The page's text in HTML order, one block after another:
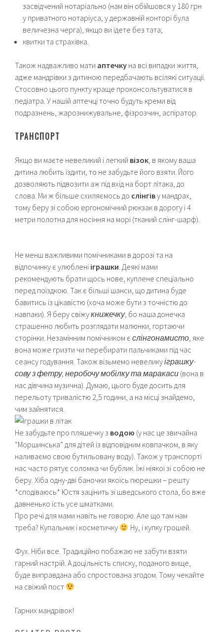
засвідчений нотаріально (нам він обійшовся у 180 грн
у приватного нотаріуса, у державній конторі була
величезна черга), якщо ви їдете без тата;
квитки та страхівка.
Також надважливо мати аптечку на всі випадки життя,
адже мандрівки з дитиною передбачають всілякі ситуації.
Стосовно цього пункту краще проконсольтуватися в
педіатра. У нашій аптечці точно будуть креми від
подразнень, жарознижувальне, фізрозчин, аспіратор.
ТРАНСПОРТ
Якщо ви маєте невеликий і легкий візок, в якому ваша
дитина любить їздити, то не забудьте його взяти. Його
дозволяють підвозити аж під вхід на борт літака, до
слова. Ми ж більше схиляємось до слінгіву мандрах,
тому беру зі собою ергономічний рюкзак в дорогу і 4
метри полотна для носіння на морі (тканий слінг-шарф).
Не менш важливими помічниками в дорозі та на
відпочинку є улюблені іграшки. Деякі мами
рекомендують брати щось нове, куплене спеціально
перед поїздкою. Так є більші шанси, що дитина буде
бавитись із цікавістю (хоча може бути з точністю до
навпаки). Я беру свіжукнижечку, бо наша донечка
страшенно любить розглядати малюнки, гортаючи
сторінки. Незамінним помічником єслінгонамисто, яке
вона може гризти чи перебирати пальчиками під час
сеансу годування. Також візьмемо невеликуіграшку-
сову з фетру, неробочу мобілку та маракаси (вона в
нас дівчина музична). Думаю, цього буде досить для
перельоту тривалістю 2,5 години, а на місці знайдемо,
чим зайнятися.
Не забудьте про пляшечку з водою (у нас це звичайна
“Моршинська” для дітей із відповідним ковпачком, в яку
наливаємо свою бутильовану воду). Також у транспорті
нас часто рятує соломка чи бублик. Їжі ніякої зі собою не
беру. Хіба одну-дві баночки якоїсь пюрешки – решту
*сподіваюсь* Юстя зацінить зі шведського стола, бо вже
давненько їсть усе шматками.
Про речі для мами навіть не говорю. Але що там нам
треба? Купальник і косметичку
Ну, і купку грошей.
Фух. Ніби все. Традиційно побажаю не забути взяти
гарний настрій. А доцільність списку, поданого вище,
буде виправдана або спростована згодом. Тому чекайте
на свіжий пост
Гарних мандрівок!